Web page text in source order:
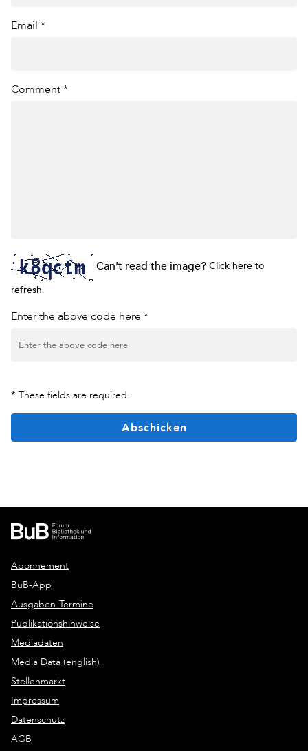
Email *
Comment *
Can't read the image?Click here to
refresh
Enter the above code here *
* These fields are required.
Abschicken
Abonnement
BuB-App
Ausgaben-Termine
Publikationshinweise
Mediadaten
Media Data (english)
Stellenmarkt
Impressum
Datenschutz
AGB